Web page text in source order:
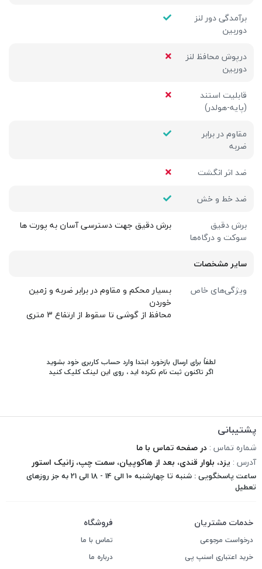
برآمدگی دور لنز
دوربین
درپوش محافظ لنز
دوربین
قابلیت استند
(پایه-هولدر)
مقاوم در برابر
ضربه
ضد اثر انگشت
ضد خط و خش
برش دقیق
سوکت و درگاه‌ها
برش دقیق جهت دسترسی آسان به پورت ها
سایر مشخصات
ویژگی‌های خاص
بسیار محکم و مقاوم در برابر ضربه و زمین
خوردن
محافظ از گوشی تا سقوط از ارتفاع 3 متری
لطفاً برای ارسال بازخورد ابتدا وارد حساب کاربری خود بشوید
اگر تاکنون ثبت نام نکرده اید ، روی این لینک کلیک کنید
پشتیبانی
شماره تماس : در صفحه تماس با ما
آدرس : یزد، بلوار قندی، بعد از هاکوپیان، سمت چپ، زانیک استور
ساعت پاسخگویی : شنبه تا چهارشنبه 10 الی 14 - 18 الی 21 به جز روزهای
تعطیل
خدمات مشتریان
درخواست مرجوعی
خرید اعتباری اسنپ پی
فروشگاه
تماس با ما
درباره ما